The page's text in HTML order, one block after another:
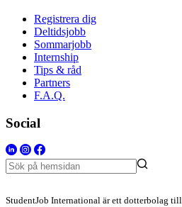
Registrera dig
Deltidsjobb
Sommarjobb
Internship
Tips & råd
Partners
F.A.Q.
Social
StudentJob International är ett dotterbolag